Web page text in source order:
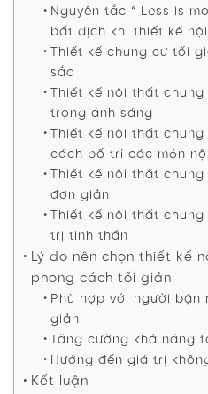
Nguyên tắc “ Less is
bất dịch khi thiết kế
Thiết kế chung cư tối
sắc
Thiết kế nội thất
trọng ánh sáng
Thiết kế nội thất
cách bố trí các món
Thiết kế nội thất
đơn giản
Thiết kế nội thất
trị tinh thần
Lý do nên chọn thiết kế
phong cách tối giản
Phù hợp với người bận
giản
Tăng cường khả năng
Hướng đến giá trị
Kết luận